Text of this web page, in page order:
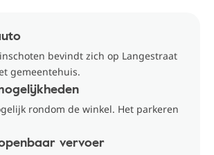
bevindt zich op Langestraat
gemeentehuis.
rondom de winkel. Het parkeren
vervoer